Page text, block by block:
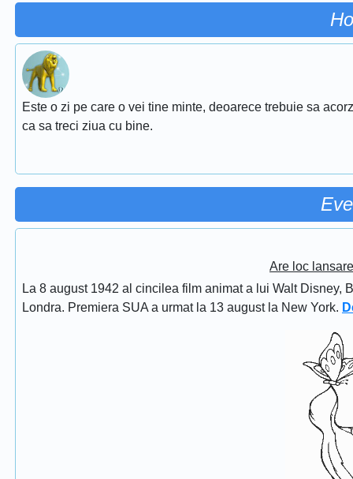
Este o zi pe care o vei tine minte, deoarece trebuie sa
ca sa treci ziua cu bine.
Are loc
La 8 august 1942 al cincilea film animat a lui Walt
Londra. Premiera SUA a urmat la 13 august la New York.